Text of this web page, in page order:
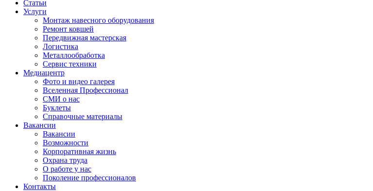
Статьи
Услуги
Монтаж навесного оборудования
Ремонт ковшей
Передвижная мастерская
Логистика
Металлообработка
Сервис техники
Медиацентр
Фото и видео галерея
Вселенная Профессионал
СМИ о нас
Буклеты
Справочные материалы
Вакансии
Вакансии
Возможности
Корпоративная жизнь
Охрана труда
О работе у нас
Поколение профессионалов
Контакты